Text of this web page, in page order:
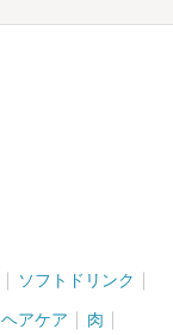
ソフトドリンク
ヘアケア 肉